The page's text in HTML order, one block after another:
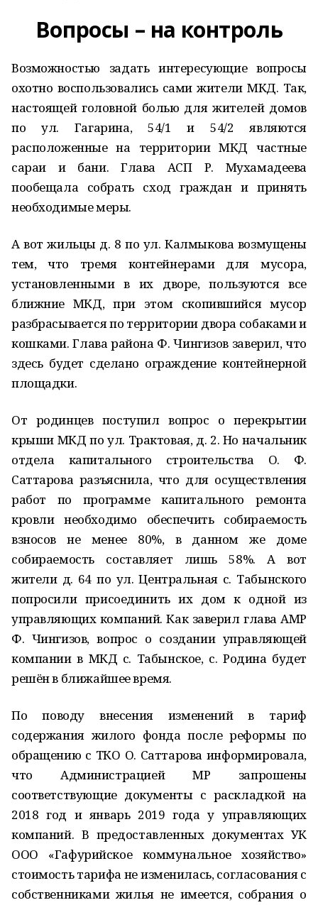
Вопросы – на контроль
Возможностью задать интересующие вопросы
охотно воспользовались сами жители МКД. Так,
настоящей головной болью для жителей домов
по ул. Гагарина, 54/1 и 54/2 являются
расположенные на территории МКД частные
сараи и бани. Глава АСП Р. Мухамадеева
пообещала собрать сход граждан и принять
необходимые меры.
А вот жильцы д. 8 по ул. Калмыкова возмущены
тем, что тремя контейнерами для мусора,
установленными в их дворе, пользуются все
ближние МКД, при этом скопившийся мусор
разбрасывается по территории двора собаками и
кошками. Глава района Ф. Чингизов заверил, что
здесь будет сделано ограждение контейнерной
площадки.
От родинцев поступил вопрос о перекрытии
крыши МКД по ул. Трактовая, д. 2. Но начальник
отдела капитального строительства О. Ф.
Саттарова разъяснила, что для осуществления
работ по программе капитального ремонта
кровли необходимо обеспечить собираемость
взносов не менее 80%, в данном же доме
собираемость составляет лишь 58%. А вот
жители д. 64 по ул. Центральная с. Табынского
попросили присоединить их дом к одной из
управляющих компаний. Как заверил глава АМР
Ф. Чингизов, вопрос о создании управляющей
компании в МКД с. Табынское, с. Родина будет
решён в ближайшее время.
По поводу внесения изменений в тариф
содержания жилого фонда после реформы по
обращению с ТКО О. Саттарова информировала,
что Администрацией МР запрошены
соответствующие документы с раскладкой на
2018 год и январь 2019 года у управляющих
компаний. В предоставленных документах УК
ООО «Гафурийское коммунальное хозяйство»
стоимость тарифа не изменилась, согласования с
собственниками жилья не имеется, собрания о